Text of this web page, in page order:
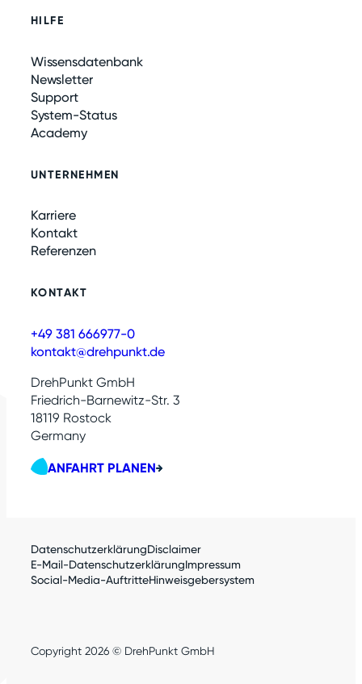
HILFE
Wissensdatenbank
Newsletter
Support
System-Status
Academy
UNTERNEHMEN
Karriere
Kontakt
Referenzen
KONTAKT
+49 381 666977-0
kontakt@drehpunkt.de
DrehPunkt GmbH
Friedrich-Barnewitz-Str. 3
18119 Rostock
Germany
ANFAHRT PLANEN
DatenschutzerklärungDisclaimer
E-Mail-DatenschutzerklärungImpressum
Social-Media-AuftritteHinweisgebersystem
Copyright 2026 © DrehPunkt GmbH